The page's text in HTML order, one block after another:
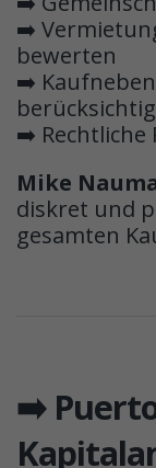
➡️
bewerten
➡️
➡️ Rechtliche
Mike
diskret und
gesamten
➡️